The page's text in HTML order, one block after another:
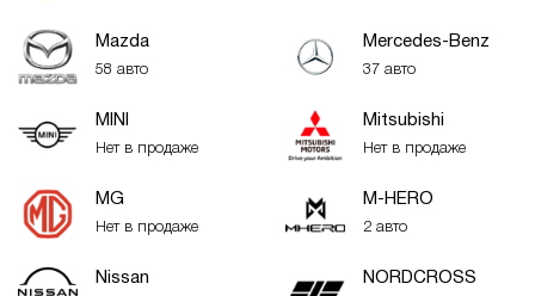
Mazda
58 авто
Mercedes-Benz
37 авто
MINI
Нет в продаже
Mitsubishi
Нет в продаже
MG
Нет в продаже
M-HERO
2 авто
Nissan NORDCROSS